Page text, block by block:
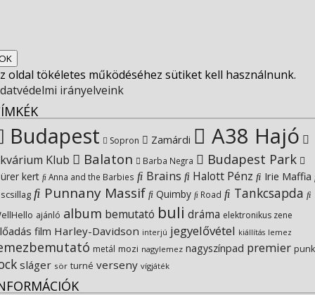
oldal tökéletes működéséhez sütiket kell használnunk.
irányelveink
Budapest Sopron Zamárdi A38 Hajó
Klub Balaton Barba Negra Budapest Park
kert Anna and the Barbies Brains Halott Pénz Irie Maffia
Punnany Massif Quimby Road Tankcsapda
ajánló album bemutató buli dráma elektronikus zene
film Harley-Davidson interjú jegyelővétel kiállítás lemez
metál mozi nagylemez nagyszínpad premier punk
sláger sör turné verseny vígjáték